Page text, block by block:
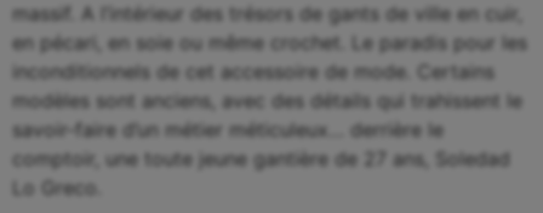
massif. A l’intérieur des trésors de gants de ville en cuir,
en pécari, en soie ou même crochet. Le paradis pour les
inconditionnels de cet accessoire de mode. Certains
modèles sont anciens, avec des détails qui trahissent le
savoir-faire d’un métier méticuleux… derrière le
comptoir, une toute jeune gantière de 27 ans, Soledad
Lo Greco.